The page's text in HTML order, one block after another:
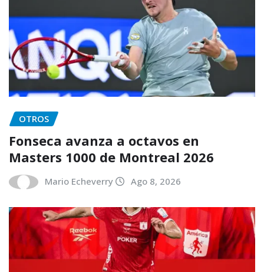
OTROS
Fonseca avanza a octavos en
Masters 1000 de Montreal 2026
Mario Echeverry Ago 8, 2026